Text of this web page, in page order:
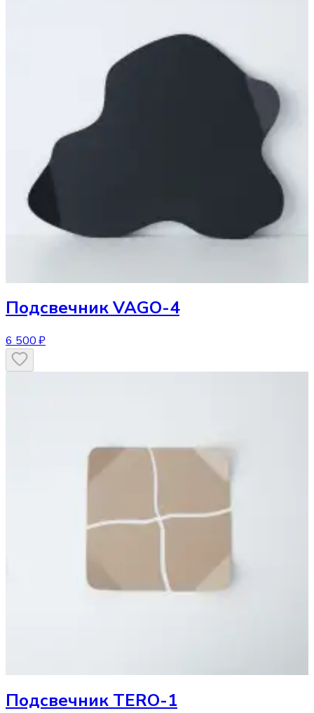
ПодсвечникVAGO-4
6 500 ₽
Подсвечник TERO-1